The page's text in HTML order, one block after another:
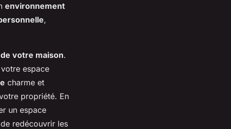
environnement
,
votre maison.
espace
charme et
propriété. En
un espace
redécouvrir les